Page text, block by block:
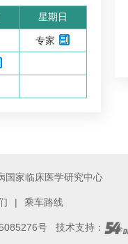
星期日
专家
国家临床医学研究中心
| 乘车路线
号 技术支持：